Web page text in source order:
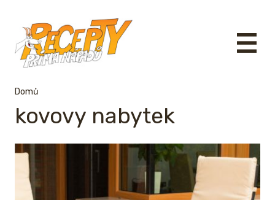
Domů
kovovy nabytek